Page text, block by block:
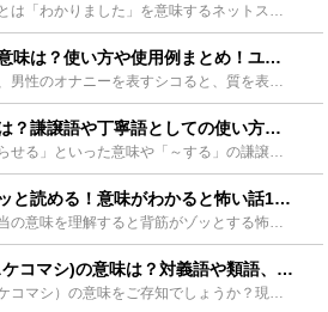
「おかのした」とは「わかりました」を意味するネットスラングで“淫夢語録”の1つ。日常でも使える言葉ですが、元ネタや語源を知らずに使うと相手を不快にさせてしまう場合も。今回は「おかのした」の由来や意味...
シコリティの意味は？使い方や使用例まとめ！ユニバーサルデザインも？ - Leisurego(レジャーゴー)
シコリティとは、男性のオナニーを表すシコると、質を表すクオリティを掛け合わせた造語で、ネット上でオタク達を中心に使用されています。この記事では、シコリティの意味や使い方、ハイシコリティのものがもつ傾...
致すの意味とは？謙譲語や丁寧語としての使い方や例文に下ネタの意味も - Leisurego(レジャーゴー)
「致す」は「至らせる」といった意味や「～する」の謙譲語・丁寧語としての使い方があります。最近ではネット上で下ネタとして使用する例もみられます。この記事では、「致す」の意味や語源、使用方法に加えて、ネ...
【短編】サクッと読める！意味がわかると怖い話15選【解説付きで紹介】 - Leisurego(レジャーゴー)
世の中には、本当の意味を理解すると背筋がゾッとする怖い話がたくさんあります。一見ハッピーエンドに見えて、実はものすごく恐ろしい内容だったり、物語の中の言葉をよく聞くと怖い意味合いだったり… そんな意...
すけこまし(スケコマシ)の意味は？対義語や類語、語源を紹介！ - Leisurego(レジャーゴー)
すけこまし（スケコマシ）の意味をご存知でしょうか？現在ではあまり使用される言葉ではないので意味を知らないという方も多いと思います。この記事では、すけこまし（スケコマシ）の意味や類義語、対義語さらには...